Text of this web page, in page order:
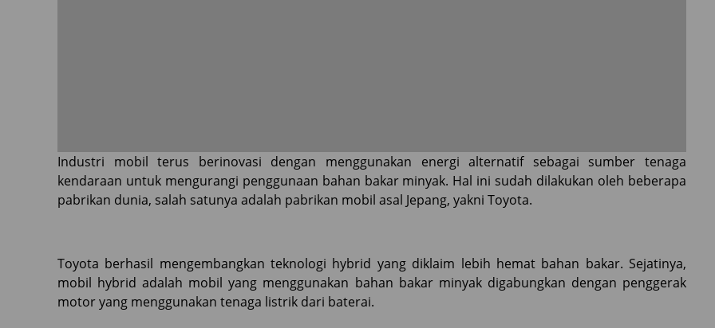
Industri mobil terus berinovasi dengan menggunakan energi alternatif sebagai sumber tenaga
kendaraan untuk mengurangi penggunaan bahan bakar minyak. Hal ini sudah dilakukan oleh beberapa
pabrikan dunia, salah satunya adalah pabrikan mobil asal Jepang, yakni Toyota.
Toyota berhasil mengembangkan teknologi hybrid yang diklaim lebih hemat bahan bakar. Sejatinya,
mobil hybrid adalah mobil yang menggunakan bahan bakar minyak digabungkan dengan penggerak
motor yang menggunakan tenaga listrik dari baterai.